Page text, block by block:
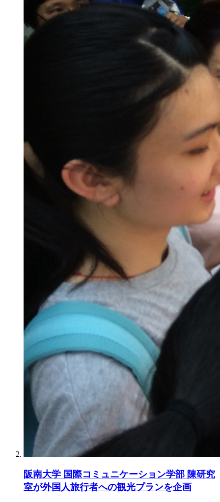
阪南大学 国際コミュニケーション学部 陳研究
室が外国人旅行者への観光プランを企画